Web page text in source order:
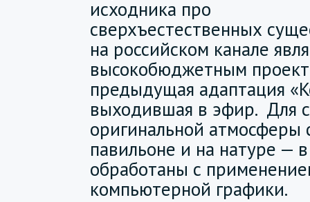
исходника про
сверхъестественных
на российском канале
высокобюджетным
предыдущая адаптация
выходившая в эфир. Для
оригинальной
павильоне и на натуре —
обработаны с
компьютерной графики.